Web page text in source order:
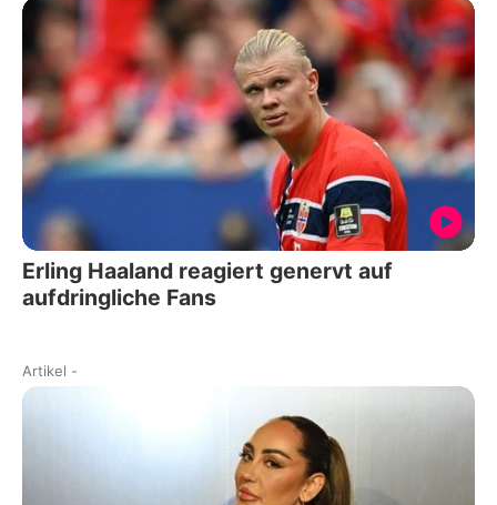
Erling Haaland reagiert genervt auf
aufdringliche Fans
Artikel -